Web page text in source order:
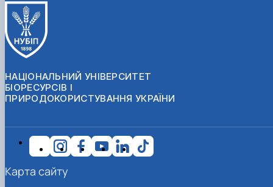
НАЦІОНАЛЬНИЙ УНІВЕРСИТЕТ
БІОРЕСУРСІВ І
ПРИРОДОКОРИСТУВАННЯ УКРАЇНИ
Карта сайту